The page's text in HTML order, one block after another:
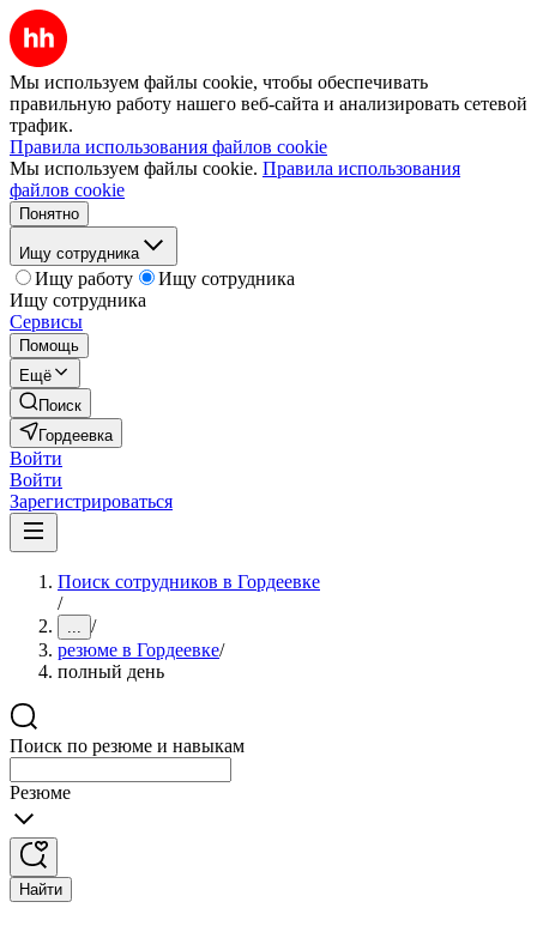
Мы используем файлы cookie, чтобы обеспечивать
правильную работу нашего веб-сайта и анализировать сетевой
трафик.
Правила использования файлов cookie
Мы используем файлы cookie. Правила использования
файлов cookie
Понятно
Ищу сотрудника
Ищу работу
Ищу сотрудника
Ищу сотрудника
Сервисы
Помощь
Ещё
Поиск
Гордеевка
Войти
Войти
Зарегистрироваться
Поиск сотрудников в Гордеевке
/
... /
резюме в Гордеевке/
полный день
Поиск по резюме и навыкам
Резюме
Найти